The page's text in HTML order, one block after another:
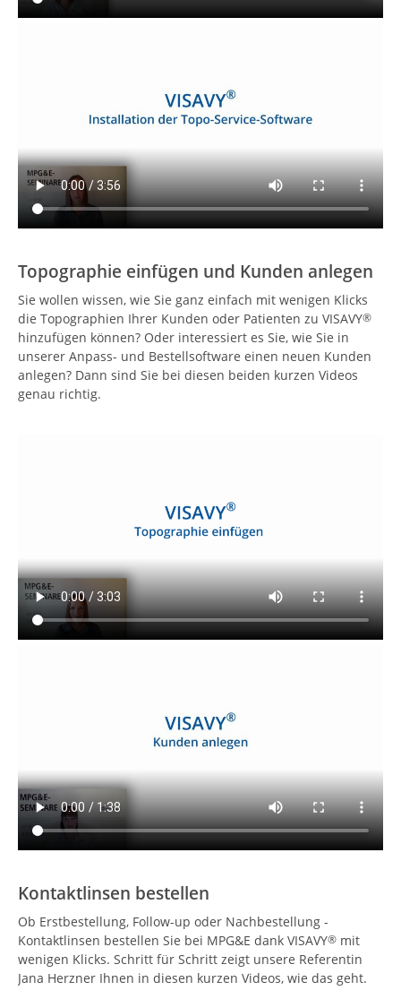
Topographie einfügen und Kunden anlegen
Sie wollen wissen, wie Sie ganz einfach mit wenigen Klicks
die Topographien Ihrer Kunden oder Patienten zu VISAVY®
hinzufügen können? Oder interessiert es Sie, wie Sie in
unserer Anpass- und Bestellsoftware einen neuen Kunden
anlegen? Dann sind Sie bei diesen beiden kurzen Videos
genau richtig.
Kontaktlinsen bestellen
Ob Erstbestellung, Follow-up oder Nachbestellung -
Kontaktlinsen bestellen Sie bei MPG&E dank VISAVY® mit
wenigen Klicks. Schritt für Schritt zeigt unsere Referentin
Jana Herzner Ihnen in diesen kurzen Videos, wie das geht.